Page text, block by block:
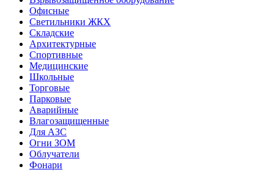
Офисные
Cветильники ЖКХ
Складские
Архитектурные
Спортивные
Медицинские
Школьные
Торговые
Парковые
Аварийные
Влагозащищенные
Для АЗС
Огни ЗОМ
Облучатели
Фонари